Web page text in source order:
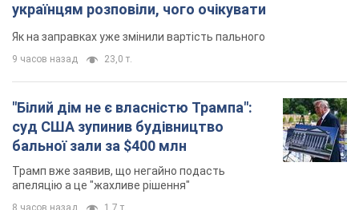
українцям розповіли, чого очікувати
Як на заправках уже змінили вартість пального
9 часов назад 23,0 т.
"Білий дім не є власністю Трампа":
суд США зупинив будівництво
бальної зали за $400 млн
Трамп вже заявив, що негайно подасть
апеляцію а це "жахливе рішення"